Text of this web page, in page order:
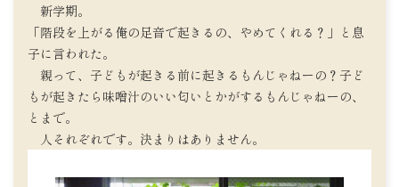
新学期。
「階段を上がる俺の足音で起きるの、やめてくれる？」と息
子に言われた。
親って、子どもが起きる前に起きるもんじゃねーの？子ど
もが起きたら味噌汁のいい匂いとかがするもんじゃねーの、
とまで。
人それぞれです。決まりはありません。